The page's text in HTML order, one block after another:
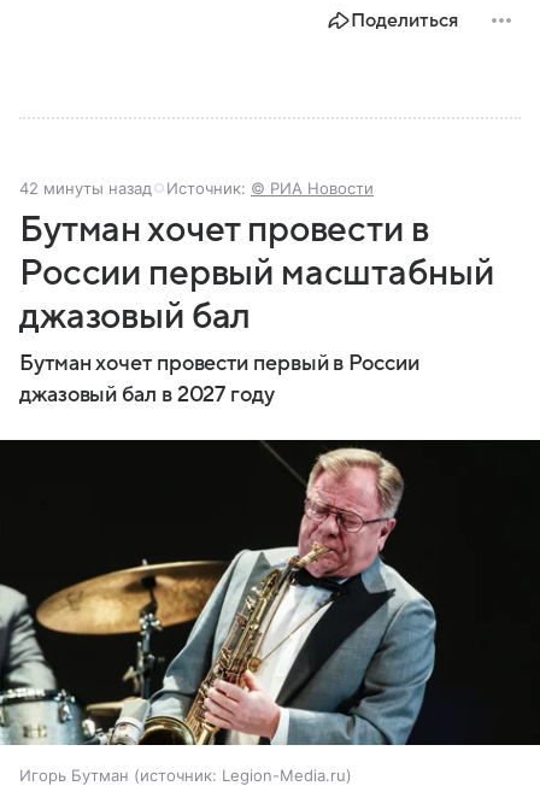
Поделиться
42 минуты назад Источник: © РИА Новости
Бутман хочет провести в
России первый масштабный
джазовый бал
Бутман хочет провести первый в России
джазовый бал в 2027 году
Игорь Бутман источник: Legion-Media.ru